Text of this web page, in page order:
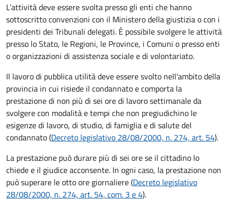
L’attività deve essere svolta presso gli enti che hanno
sottoscritto convenzioni con il Ministero della giustizia o con i
presidenti dei Tribunali delegati. È possibile svolgere le attività
presso lo Stato, le Regioni, le Province, i Comuni o presso enti
o organizzazioni di assistenza sociale e di volontariato.
Il lavoro di pubblica utilità deve essere svolto nell'ambito della
provincia in cui risiede il condannato e comporta la
prestazione di non più di sei ore di lavoro settimanale da
svolgere con modalità e tempi che non pregiudichino le
esigenze di lavoro, di studio, di famiglia e di salute del
condannato (Decreto legislativo 28/08/2000, n. 274, art. 54).
La prestazione può durare più di sei ore se il cittadino lo
chiede e il giudice acconsente. In ogni caso, la prestazione non
può superare le otto ore giornaliere (Decreto legislativo
28/08/2000, n. 274, art. 54, com. 3 e 4).